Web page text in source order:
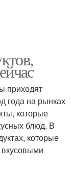
приходят
года на рынках
которые
блюд. В
которые
вкусовыми